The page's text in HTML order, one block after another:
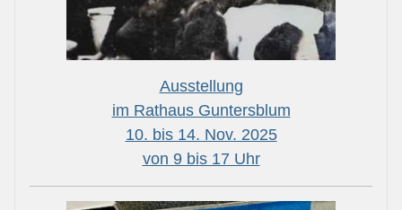
Ausstellung
im Rathaus Guntersblum
10. bis 14. Nov. 2025
von 9 bis 17 Uhr